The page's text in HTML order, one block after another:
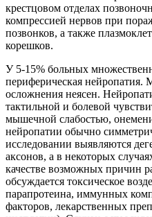
крестцовом отделах
компрессией нервов при
позвонков, а также
корешков.
У 5-15% больных
периферическая нейропатия.
осложнения неясен.
тактильной и болевой
мышечной слабостью,
нейропатии обычно
исследовании выявляются
аксонов, а в некоторых
качестве возможных причин
обсуждается токсическое
парапротеина, иммунных
факторов, лекарственных